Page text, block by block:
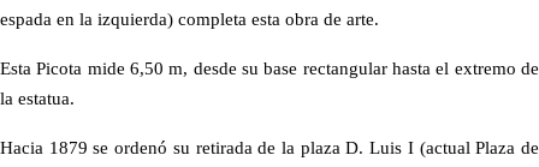
espada en la izquierda) completa esta obra de arte.
Esta Picota mide 6,50 m, desde su base rectangular hasta el extremo de
la estatua.
Hacia 1879 se ordenó su retirada de la plaza D. Luis I (actual Plaza de